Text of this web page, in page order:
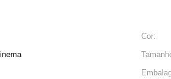
Cor: